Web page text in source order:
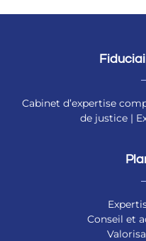
Cabinet d’expertise
de justice |
Conseil et